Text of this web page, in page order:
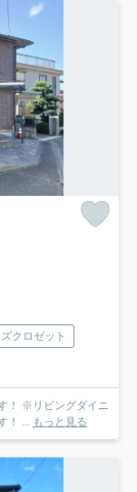
クロゼット
！ ※リビングダイニ
！ ... もっと見る